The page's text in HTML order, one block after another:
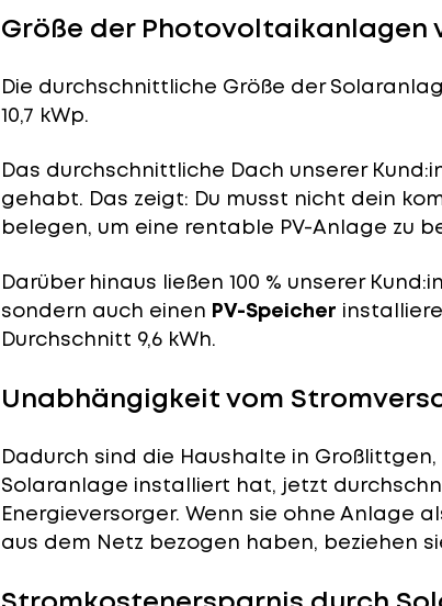
Größe der Photovoltaikanlagen
Die durchschnittliche Größe der
10,7 kWp.
Das durchschnittliche Dach unserer
gehabt. Das zeigt: Du musst nicht dein
belegen, um eine rentable PV-Anlage zu
Darüber hinaus ließen 100 % unserer
sondern auch einen PV-Speicher
Durchschnitt 9,6 kWh.
Unabhängigkeit vom
Dadurch sind die Haushalte in
Solaranlage installiert hat, jetzt
Energieversorger. Wenn sie ohne Anlage
aus dem Netz bezogen haben, beziehen